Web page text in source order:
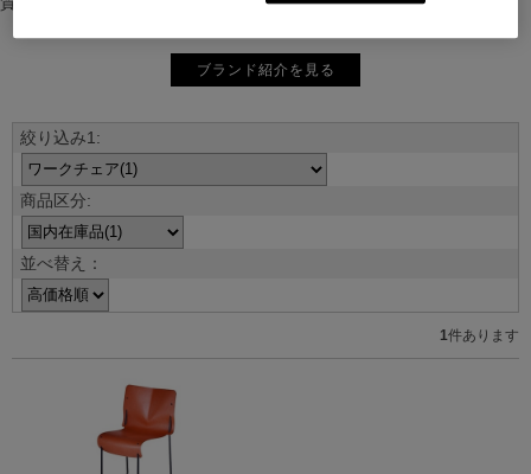
ブランド紹介を見る
並べ替え：
1件あります